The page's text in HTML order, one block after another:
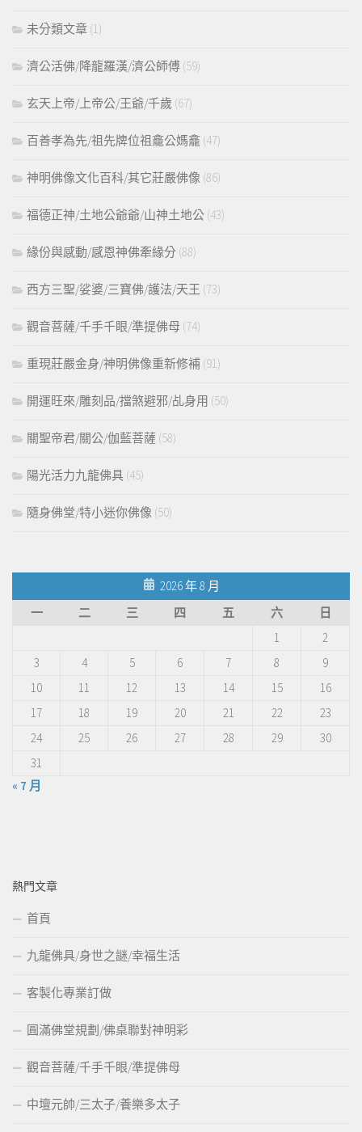
未分類文章 (1)
濟公活佛/降龍羅漢/濟公師傅 (59)
玄天上帝/上帝公/王爺/千歲 (67)
百善孝為先/祖先牌位祖龕公媽龕 (47)
神明佛像文化百科/其它莊嚴佛像 (86)
福德正神/土地公爺爺/山神土地公 (43)
緣份與感動/感恩神佛牽緣分 (88)
西方三聖/娑婆/三寶佛/護法/天王 (73)
觀音菩薩/千手千眼/準提佛母 (74)
重現莊嚴金身/神明佛像重新修補 (91)
開運旺來/雕刻品/擋煞避邪/乩身用 (50)
關聖帝君/關公/伽藍菩薩 (58)
陽光活力九龍佛具 (45)
隨身佛堂/特小迷你佛像 (50)
2026 年 8 月
一
二 三 四 五 六
日
1
2
3
4 5 6 7 8
9
10
11 12 13 14 15
16
17
18 19 20 21 22
23
24
25 26 27 28 29
30
31
« 7 月
熱門文章
首頁
九龍佛具/身世之謎/幸福生活
客製化專業訂做
圓滿佛堂規劃/佛桌聯對神明彩
觀音菩薩/千手千眼/準提佛母
中壇元帥/三太子/養樂多太子